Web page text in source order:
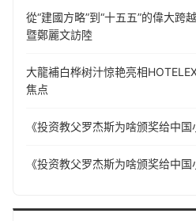
從“建國方略”到“十五五”的偉大跨
暨鄭麗文訪陸
大龍補白桦树汁惊艳亮相
焦点
《投资教父罗杰斯为啥颁奖给中国
《投资教父罗杰斯为啥颁奖给中国